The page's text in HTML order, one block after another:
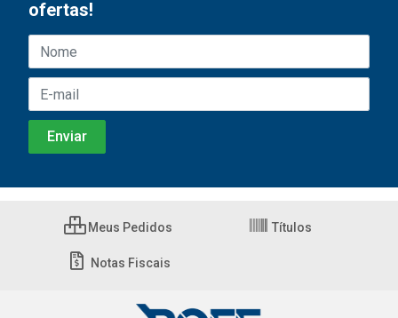
ofertas!
Meus Pedidos Títulos
Notas Fiscais